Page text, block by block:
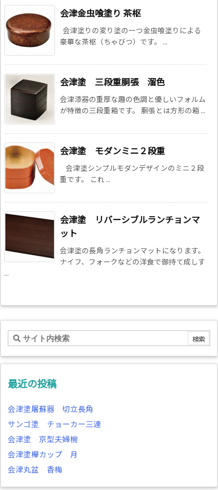
会津金虫喰塗り 茶枢
会津塗りの変り塗の一つ金虫喰塗りによる
豪華な茶枢（ちゃびつ）です。 ...
会津塗 三段重胴張 溜色
会津漆器の重厚な趣の色調と優しいフォルム
が特徴の三段重箱です。 胴張とは方形の箱 ...
会津塗 モダンミニ２段重
会津塗シンプルモダンデザインのミニ２段
重です。 これ ...
会津塗 リバーシブルランチョンマ
ット
会津塗の長角ランチョンマットになります。
ナイフ、フォークなどの洋食で御持て成しす
...
最近の投稿
会津塗屠蘇器 切立長角
サンゴ塗 チョーカー三連
会津塗 京型夫婦椀
会津塗欅カップ 月
会津丸盆 香梅